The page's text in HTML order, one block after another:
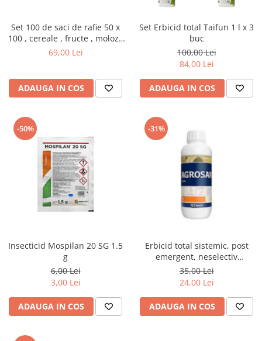
Set 100 de saci de rafie 50 x
100 , cereale , fructe , moloz ,
menaj si depozitare
69,00 Lei
ADAUGA IN COS
Set Erbicid total Taifun 1 l x 3
buc
100,00 Lei
84,00 Lei
ADAUGA IN COS
-50%
Insecticid Mospilan 20 SG 1.5
g
6,00 Lei
3,00 Lei
ADAUGA IN COS
-31%
Erbicid total sistemic, post
emergent, neselectiv
(buruieni monocotiledonate si
dicotiledonate, anuale si
perene), Agrosar360 SL,
35,00 Lei
24,00 Lei
ADAUGA IN COS